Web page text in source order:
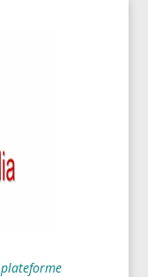
plateforme